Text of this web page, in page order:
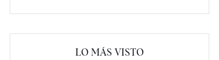
LO MÁS VISTO